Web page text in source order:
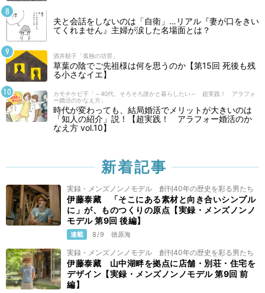
夫と会話をしないのは「自衛」…リアル『妻が口をきい
てくれません』主婦が涙した名場面とは？
酒井順子「孤独の功罪」
草葉の陰でご先祖様は何を思うのか【第15回 死後も残
る小さなイエ】
カモチケビ子「～40代、そろそろ誰かと暮らしたい～ 超実践！ アラフォ
ー婚活のかなえ方」
時代が変わっても、結局婚活でメリットが大きいのは
「知人の紹介」説！【超実践！ アラフォー婚活のか
なえ方 vol.10】
新着記事
実録・メンズノンノモデル 創刊40年の歴史を彩る男たち
伊藤泰藏 「そこにある素材と向き合いシンプル
に」が、ものつくりの原点【実録・メンズノンノ
モデル 第9回 後編】
連載 8/9 徳原海
実録・メンズノンノモデル 創刊40年の歴史を彩る男たち
伊藤泰藏 山中湖畔を拠点に店舗・別荘・住宅を
デザイン【実録・メンズノンノモデル 第9回 前
編】